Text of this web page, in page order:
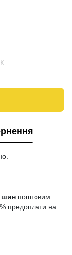
шин поштовим
предоплати на